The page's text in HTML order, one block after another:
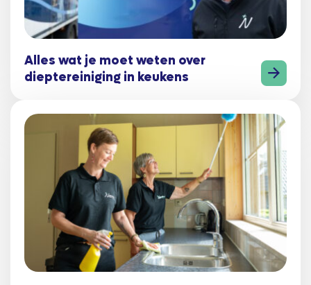
Alles wat je moet weten over
dieptereiniging in keukens